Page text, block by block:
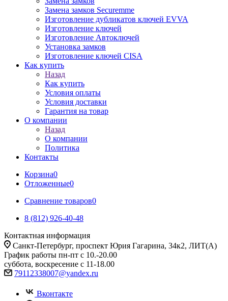
Замена замков Securemme
Изготовление дубликатов ключей EVVA
Изготовление ключей
Изготовление Автоключей
Установка замков
Изготовление ключей CISA
Как купить
Назад
Как купить
Условия оплаты
Условия доставки
Гарантия на товар
О компании
Назад
О компании
Политика
Контакты
Корзина0
Отложенные0
Сравнение товаров0
8 (812) 926-40-48
Контактная информация
Санкт-Петербург, проспект Юрия Гагарина, 34к2, ЛИТ(А)
График работы пн-пт с 10.-20.00
суббота, воскресение с 11-18.00
79112338007@yandex.ru
Вконтакте